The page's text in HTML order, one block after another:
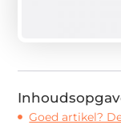
Goed artikel?